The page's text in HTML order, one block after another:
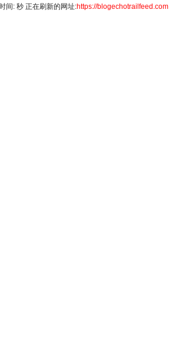
间: 秒 正在刷新的网址:https://blogechotrailfeed.com